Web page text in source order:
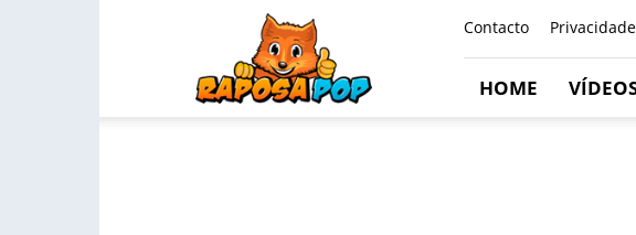
Contacto Privacidade
HOME